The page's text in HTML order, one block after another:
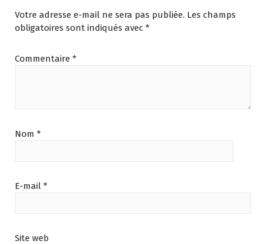
Votre adresse e-mail ne sera pas publiée. Les champs
obligatoires sont indiqués avec *
Commentaire *
Nom *
E-mail *
Site web